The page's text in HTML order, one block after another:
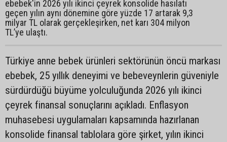
ebebek'in 2026 yılı ikinci çeyrek konsolide hasılatı
geçen yılın aynı dönemine göre yüzde 17 artarak 9,3
milyar TL olarak gerçekleşirken, net karı 304 milyon
TL’ye ulaştı.
Türkiye anne bebek ürünleri sektörünün öncü markası
ebebek, 25 yıllık deneyimi ve bebeveynlerin güveniyle
sürdürdüğü büyüme yolculuğunda 2026 yılı ikinci
çeyrek finansal sonuçlarını açıkladı. Enflasyon
muhasebesi uygulamaları kapsamında hazırlanan
konsolide finansal tablolara göre şirket, yılın ikinci